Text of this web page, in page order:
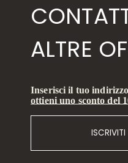
ALTRE
Inserisci il tuo
ottieni uno sconto del
ISCRIVITI